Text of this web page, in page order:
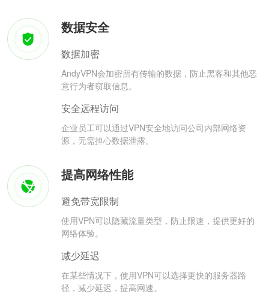
数据安全
数据加密
AndyVPN会加密所有传输的数据，防止黑客和其他恶
意行为者窃取信息。
安全远程访问
企业员工可以通过VPN安全地访问公司内部网络资
源，无需担心数据泄露。
提高网络性能
避免带宽限制
使用VPN可以隐藏流量类型，防止限速，提供更好的
网络体验。
减少延迟
在某些情况下，使用VPN可以选择更快的服务器路
径，减少延迟，提高网速。